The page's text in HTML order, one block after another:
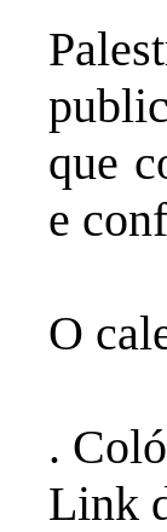
que
e
O
.
Link